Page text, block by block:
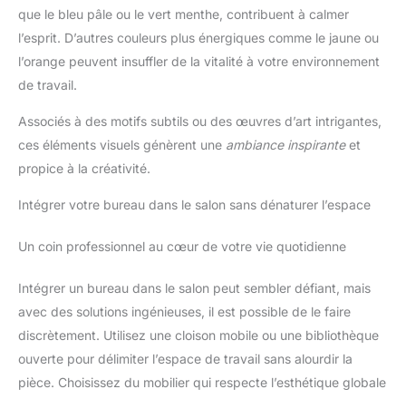
que le bleu pâle ou le vert menthe, contribuent à calmer
l’esprit. D’autres couleurs plus énergiques comme le jaune ou
l’orange peuvent insuffler de la vitalité à votre environnement
de travail.
Associés à des motifs subtils ou des œuvres d’art intrigantes,
ces éléments visuels génèrent une ambiance inspiranteet
propice à la créativité.
Intégrer votre bureau dans le salon sans dénaturer l’espace
Un coin professionnel au cœur de votre vie quotidienne
Intégrer un bureau dans le salon peut sembler défiant, mais
avec des solutions ingénieuses, il est possible de le faire
discrètement. Utilisez une cloison mobile ou une bibliothèque
ouverte pour délimiter l’espace de travail sans alourdir la
pièce. Choisissez du mobilier qui respecte l’esthétique globale